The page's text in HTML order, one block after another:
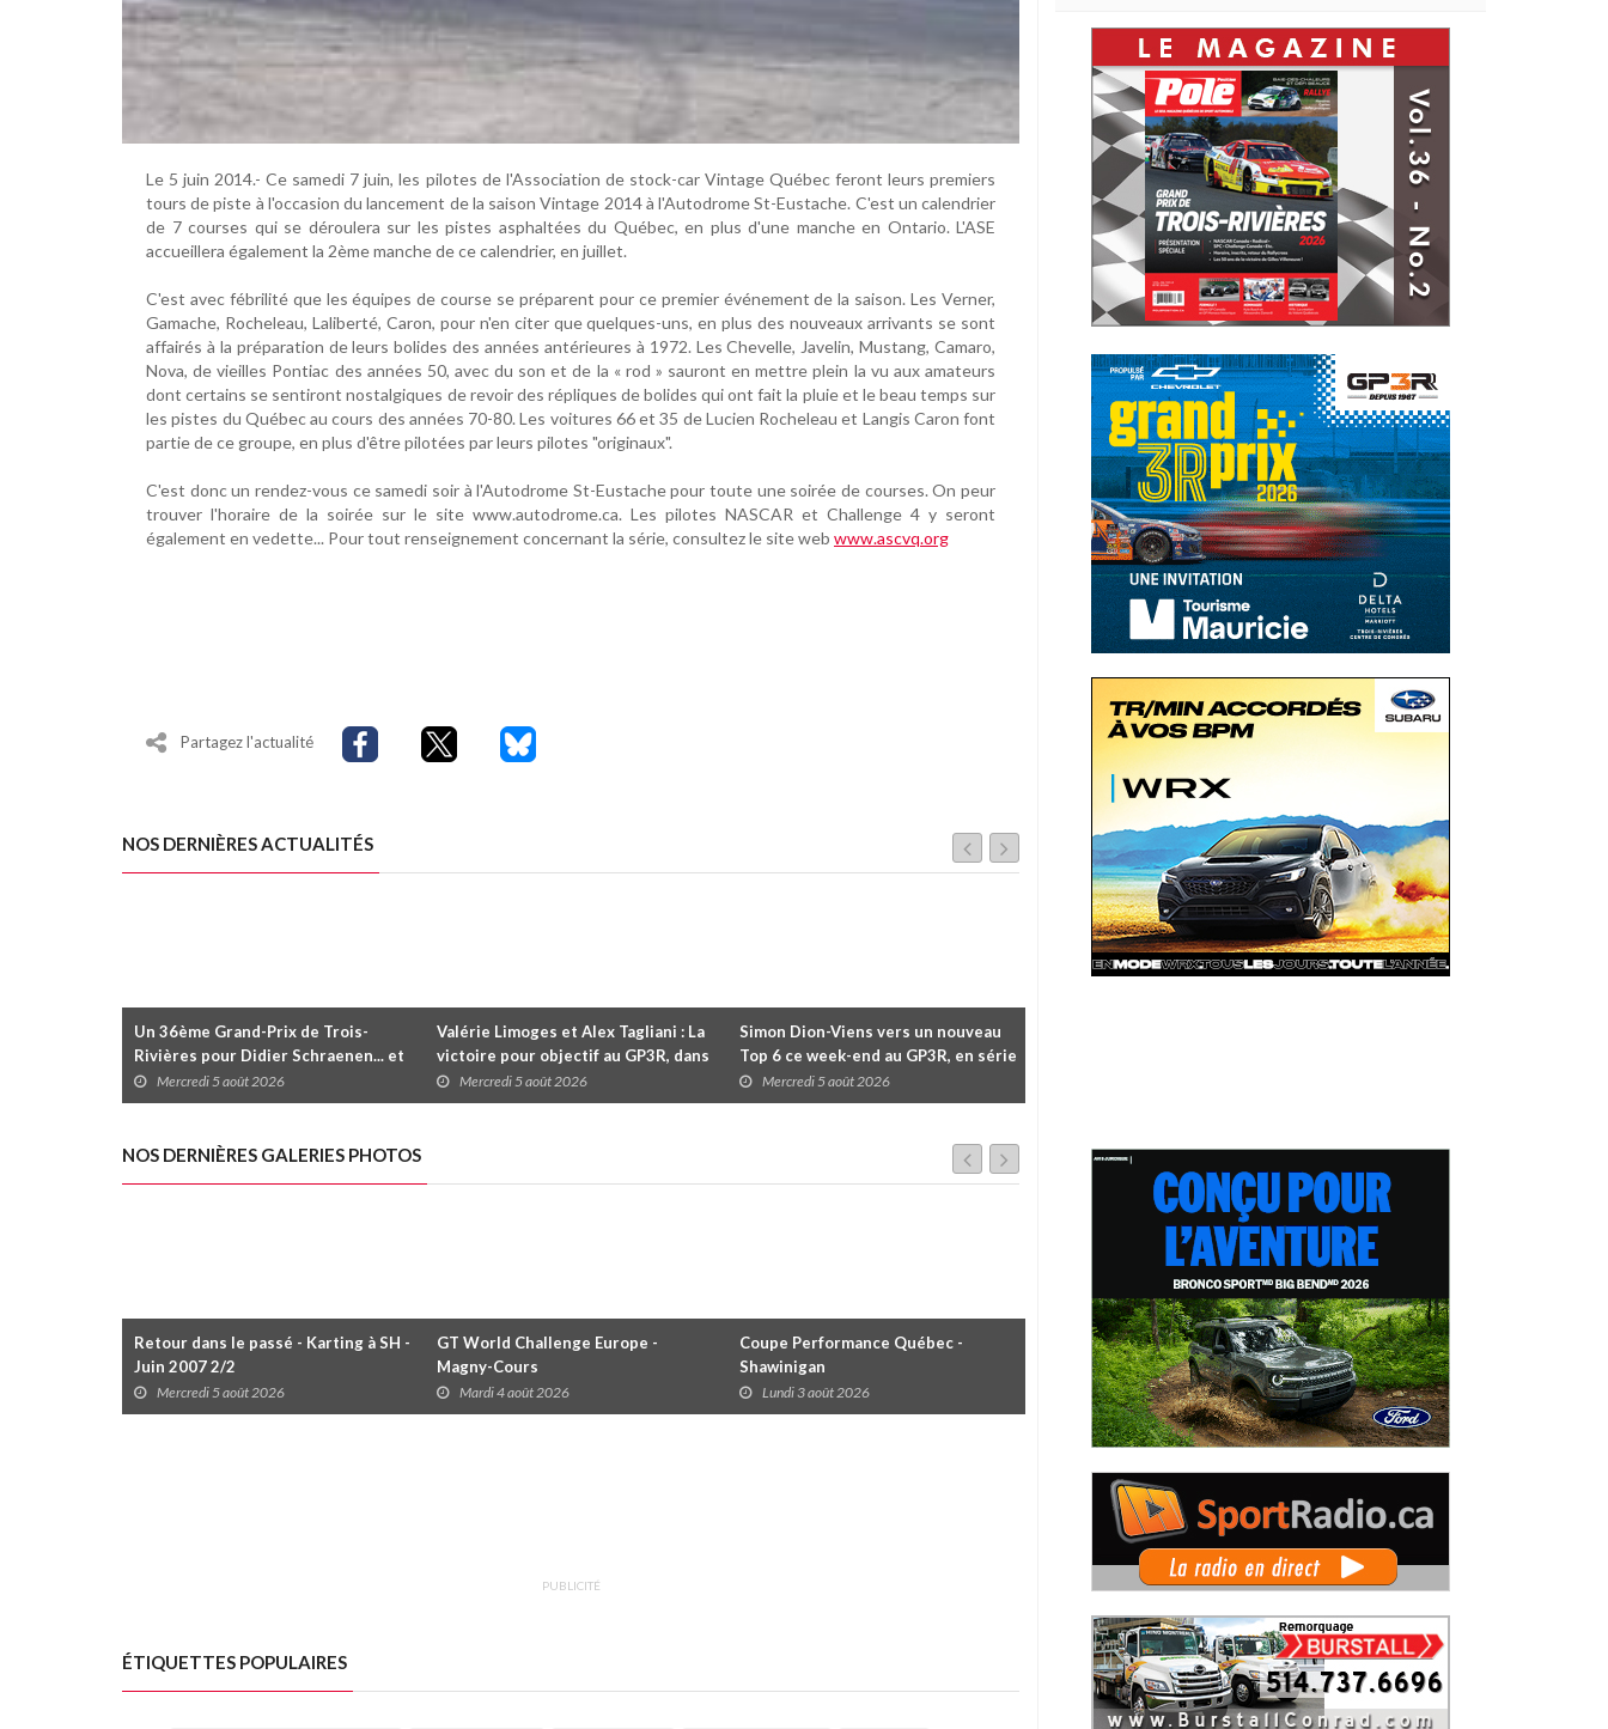
Le 5 juin 2014.- Ce samedi 7 juin, les pilotes de l'Association de stock-car Vintage Québec feront leurs premiers
tours de piste à l'occasion du lancement de la saison Vintage 2014 à l'Autodrome St-Eustache. C'est un calendrier
de 7 courses qui se déroulera sur les pistes asphaltées du Québec, en plus d'une manche en Ontario. L'ASE
accueillera également la 2ème manche de ce calendrier, en juillet.
C'est avec fébrilité que les équipes de course se préparent pour ce premier événement de la saison. Les Verner,
Gamache, Rocheleau, Laliberté, Caron, pour n'en citer que quelques-uns, en plus des nouveaux arrivants se sont
affairés à la préparation de leurs bolides des années antérieures à 1972. Les Chevelle, Javelin, Mustang, Camaro,
Nova, de vieilles Pontiac des années 50, avec du son et de la « rod » sauront en mettre plein la vu aux amateurs
dont certains se sentiront nostalgiques de revoir des répliques de bolides qui ont fait la pluie et le beau temps sur
les pistes du Québec au cours des années 70-80. Les voitures 66 et 35 de Lucien Rocheleau et Langis Caron font
partie de ce groupe, en plus d'être pilotées par leurs pilotes "originaux".
C'est donc un rendez-vous ce samedi soir à l'Autodrome St-Eustache pour toute une soirée de courses. On peur
trouver l'horaire de la soirée sur le site www.autodrome.ca. Les pilotes NASCAR et Challenge 4 y seront
également en vedette... Pour tout renseignement concernant la série, consultez le site web www.ascvq.org
Partagez l'actualité
NOS DERNIÈRES ACTUALITÉS
Un 36ème Grand-Prix de Trois-
Rivières pour Didier Schraenen... et
une première en Challenge Canada
Mercredi 5 août 2026
Valérie Limoges et Alex Tagliani : La
victoire pour objectif au GP3R, dans
trois séries différentes
Mercredi 5 août 2026
Simon Dion-Viens vers un nouveau
Top 6 ce week-end au GP3R, en série
NASCAR Canada ?
Mercredi 5 août 2026
NOS DERNIÈRES GALERIES PHOTOS
Retour dans le passé - Karting à SH -
Juin 2007 2/2
Mercredi 5 août 2026
GT World Challenge Europe -
Magny-Cours
Mardi 4 août 2026
Coupe Performance Québec -
Shawinigan
Lundi 3 août 2026
WRC Rallye de Finlande 2026 -
Étapes dimanche et podium
Dimanche 2 août 2026
WRC Rallye de Finlande 2026 -
Étapes samedi
Samedi 1er août 2026
PUBLICITÉ
ÉTIQUETTES POPULAIRES